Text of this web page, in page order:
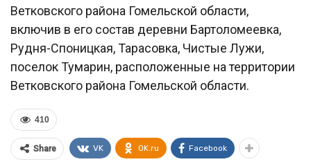
Ветковского района Гомельской области,
включив в его состав деревни Бартоломеевка,
Рудня-Споницкая, Тарасовка, Чистые Лужи,
поселок Тумарин, расположенные на территории
Ветковского района Гомельской области.
410
Share VK OK.ru Facebook